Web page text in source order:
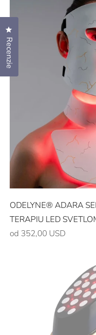
ODELYNE® ADARA
TERAPIU LED
Bežná
od 352,00 USD
Recenzie
Kliknutím otvoríte dialóg